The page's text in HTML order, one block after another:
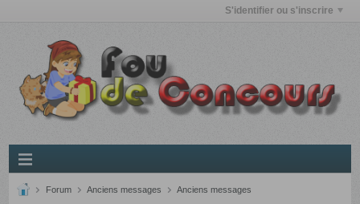
S'identifier ou s'inscrire
Forum Anciens messages Anciens messages